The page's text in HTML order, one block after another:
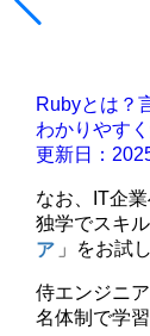
Rubyとは？
わかりやす
更新日：
なお、IT企
独学でスキ
ア 」をお試
侍エンジニ
名体制で学